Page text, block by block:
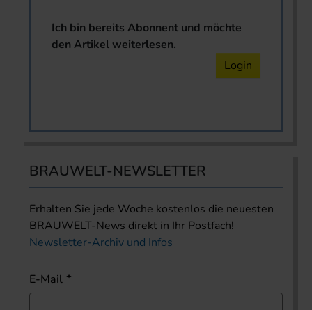
Ich bin bereits Abonnent und möchte
den Artikel weiterlesen.
Login
BRAUWELT-NEWSLETTER
Erhalten Sie jede Woche kostenlos die neuesten
BRAUWELT-News direkt in Ihr Postfach!
Newsletter-Archiv und Infos
E-Mail